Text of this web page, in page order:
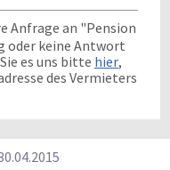
Anfrage an "Pension
oder keine Antwort
es uns bitte hier,
des Vermieters
0.04.2015